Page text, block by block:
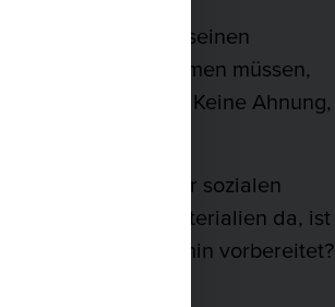
ist, sollte man seinen
Parameter stimmen müssen,
erledigen kann. Keine Ahnung,
sorgt dank seiner sozialen
genügend Büromaterialien da, ist
kommenden Termin vorbereitet?